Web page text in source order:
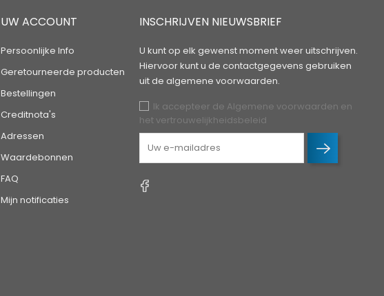
UW ACCOUNT
Persoonlijke Info
Geretourneerde producten
Bestellingen
Creditnota's
Adressen
Waardebonnen
FAQ
Mijn notificaties
INSCHRIJVEN NIEUWSBRIEF
U kunt op elk gewenst moment weer uitschrijven.
Hiervoor kunt u de contactgegevens gebruiken
uit de algemene voorwaarden.
Ik accepteer de Algemene voorwaarden en
het vertrouwelijkheidsbeleid